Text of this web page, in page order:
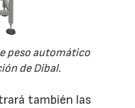
peso automático
de Dibal.
también las